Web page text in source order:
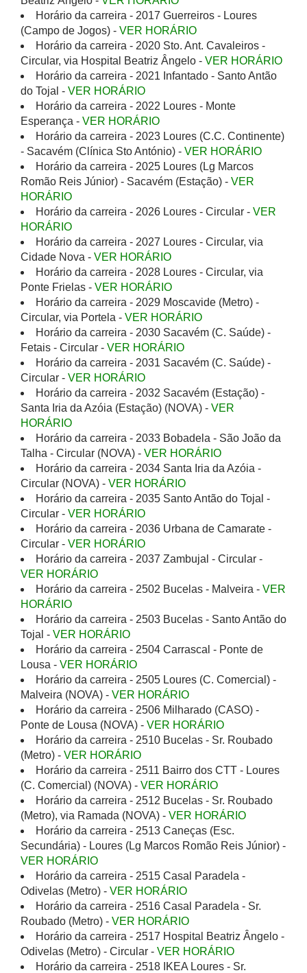
Horário da carreira - 2017 Guerreiros - Loures
(Campo de Jogos) - VER HORÁRIO
Horário da carreira - 2020 Sto. Ant. Cavaleiros -
Circular, via Hospital Beatriz Ângelo - VER HORÁRIO
Horário da carreira - 2021 Infantado - Santo Antão
do Tojal - VER HORÁRIO
Horário da carreira - 2022 Loures - Monte
Esperança - VER HORÁRIO
Horário da carreira - 2023 Loures (C.C. Continente)
- Sacavém (Clínica Sto António) - VER HORÁRIO
Horário da carreira - 2025 Loures (Lg Marcos
Romão Reis Júnior) - Sacavém (Estação) - VER
HORÁRIO
Horário da carreira - 2026 Loures - Circular - VER
HORÁRIO
Horário da carreira - 2027 Loures - Circular, via
Cidade Nova - VER HORÁRIO
Horário da carreira - 2028 Loures - Circular, via
Ponte Frielas - VER HORÁRIO
Horário da carreira - 2029 Moscavide (Metro) -
Circular, via Portela - VER HORÁRIO
Horário da carreira - 2030 Sacavém (C. Saúde) -
Fetais - Circular - VER HORÁRIO
Horário da carreira - 2031 Sacavém (C. Saúde) -
Circular - VER HORÁRIO
Horário da carreira - 2032 Sacavém (Estação) -
Santa Iria da Azóia (Estação) (NOVA) - VER
HORÁRIO
Horário da carreira - 2033 Bobadela - São João da
Talha - Circular (NOVA) - VER HORÁRIO
Horário da carreira - 2034 Santa Iria da Azóia -
Circular (NOVA) - VER HORÁRIO
Horário da carreira - 2035 Santo Antão do Tojal -
Circular - VER HORÁRIO
Horário da carreira - 2036 Urbana de Camarate -
Circular - VER HORÁRIO
Horário da carreira - 2037 Zambujal - Circular -
VER HORÁRIO
Horário da carreira - 2502 Bucelas - Malveira - VER
HORÁRIO
Horário da carreira - 2503 Bucelas - Santo Antão do
Tojal - VER HORÁRIO
Horário da carreira - 2504 Carrascal - Ponte de
Lousa - VER HORÁRIO
Horário da carreira - 2505 Loures (C. Comercial) -
Malveira (NOVA) - VER HORÁRIO
Horário da carreira - 2506 Milharado (CASO) -
Ponte de Lousa (NOVA) - VER HORÁRIO
Horário da carreira - 2510 Bucelas - Sr. Roubado
(Metro) - VER HORÁRIO
Horário da carreira - 2511 Bairro dos CTT - Loures
(C. Comercial) (NOVA) - VER HORÁRIO
Horário da carreira - 2512 Bucelas - Sr. Roubado
(Metro), via Ramada (NOVA) - VER HORÁRIO
Horário da carreira - 2513 Caneças (Esc.
Secundária) - Loures (Lg Marcos Romão Reis Júnior) -
VER HORÁRIO
Horário da carreira - 2515 Casal Paradela -
Odivelas (Metro) - VER HORÁRIO
Horário da carreira - 2516 Casal Paradela - Sr.
Roubado (Metro) - VER HORÁRIO
Horário da carreira - 2517 Hospital Beatriz Ângelo -
Odivelas (Metro) - Circular - VER HORÁRIO
Horário da carreira - 2518 IKEA Loures - Sr.